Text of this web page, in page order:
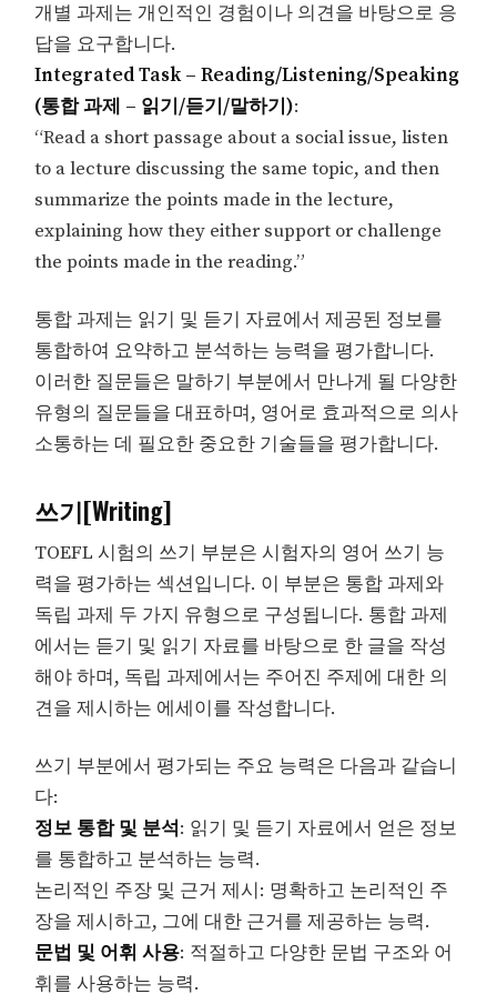
개별 과제는 개인적인 경험이나 의견을 바탕으로 응
답을 요구합니다.
Integrated Task – Reading/Listening/Speaking
(통합 과제 – 읽기/듣기/말하기):
“Read a short passage about a social issue, listen
to a lecture discussing the same topic, and then
summarize the points made in the lecture,
explaining how they either support or challenge
the points made in the reading.”
통합 과제는 읽기 및 듣기 자료에서 제공된 정보를
통합하여 요약하고 분석하는 능력을 평가합니다.
이러한 질문들은 말하기 부분에서 만나게 될 다양한
유형의 질문들을 대표하며, 영어로 효과적으로 의사
소통하는 데 필요한 중요한 기술들을 평가합니다.
쓰기[Writing]
TOEFL 시험의 쓰기 부분은 시험자의 영어 쓰기 능
력을 평가하는 섹션입니다. 이 부분은 통합 과제와
독립 과제 두 가지 유형으로 구성됩니다. 통합 과제
에서는 듣기 및 읽기 자료를 바탕으로 한 글을 작성
해야 하며, 독립 과제에서는 주어진 주제에 대한 의
견을 제시하는 에세이를 작성합니다.
쓰기 부분에서 평가되는 주요 능력은 다음과 같습니
다:
정보 통합 및 분석: 읽기 및 듣기 자료에서 얻은 정보
를 통합하고 분석하는 능력.
논리적인 주장 및 근거 제시: 명확하고 논리적인 주
장을 제시하고, 그에 대한 근거를 제공하는 능력.
문법 및 어휘 사용: 적절하고 다양한 문법 구조와 어
휘를 사용하는 능력.